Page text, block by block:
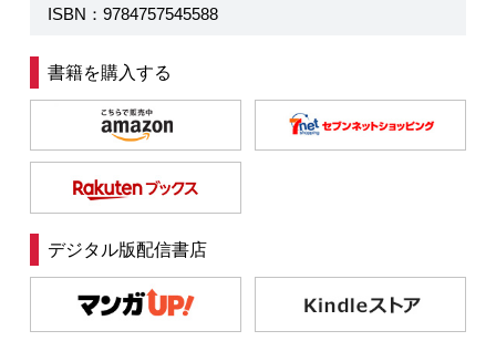
ISBN：9784757545588
書籍を購入する
デジタル版配信書店